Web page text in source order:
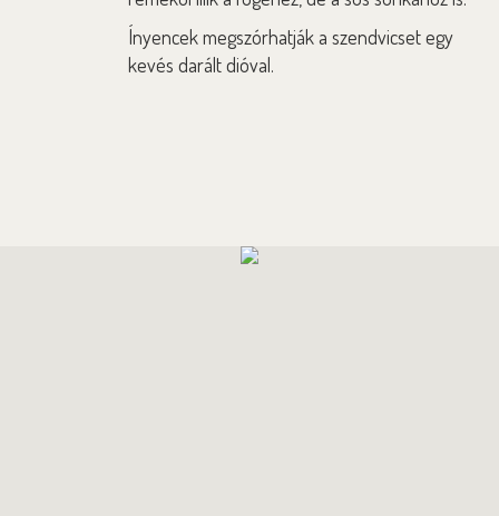
Ínyencek megszórhatják a szendvicset egy
kevés darált dióval.